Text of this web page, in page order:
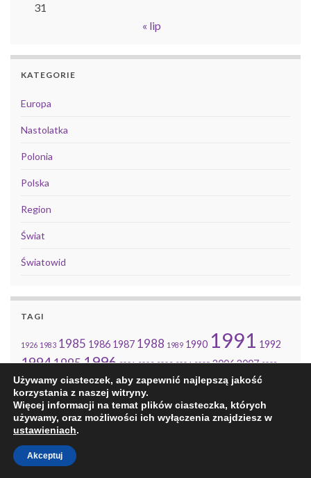
31
« lip
KATEGORIE
Europa
Nastolatka
Polonia
Polska
Region
Świat
Światowid
TAGI
1926 1983 1985 1986 1987 1988 1989 1990 1991 1992
199419951996 2001 2002 2003 2004 2005 20062007 2008
200920102011 20132014
© 2026 Na marginesie piękna.
Stworzono z
przez
Używamy ciasteczek, aby zapewnić najlepszą jakość
korzystania z naszej witryny.
Więcej informacji na temat plików ciasteczka, których
używamy, oraz możliwości ich wyłączenia znajdziesz w
ustawieniach.
Akceptuj